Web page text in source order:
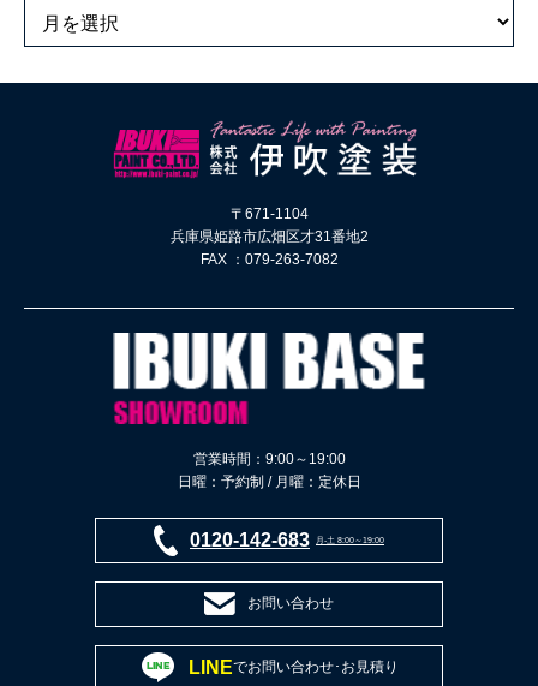
〒671-1104
兵庫県姫路市広畑区才31番地2
FAX ：079-263-7082
営業時間：9:00～19:00
日曜：予約制 / 月曜：定休日
0120-142-683 月-土 8:00～19:00
お問い合わせ
LINEでお問い合わせ･お見積り